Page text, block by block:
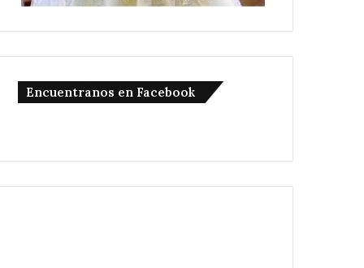
Encuentranos en Facebook